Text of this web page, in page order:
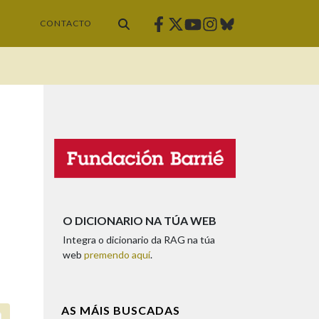
CONTACTO Facebook
Twitter
Youtube
Instagram
Bluesky
O DICIONARIO NA TÚA WEB
Integra o dicionario da RAG na túa
web premendo aquí.
AS MÁIS BUSCADAS